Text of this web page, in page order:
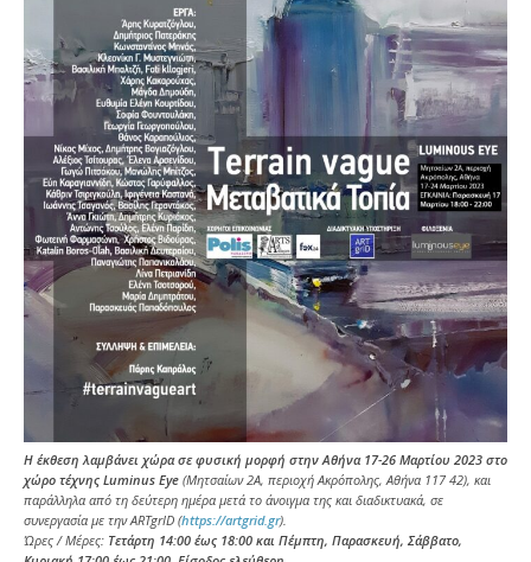
Η έκθεση λαμβάνει χώρα σε φυσική μορφή στην Αθήνα 17-26 Μαρτίου 2023 στο
χώρο τέχνης Luminus Eye (Μητσαίων 2Α, περιοχή Ακρόπολης, Αθήνα 117 42), και
παράλληλα από τη δεύτερη ημέρα μετά το άνοιγμα της και διαδικτυακά, σε
συνεργασία με την ARTgrID (https://artgrid.gr).
Ώρες / Μέρες: Τετάρτη 14:00 έως 18:00 και Πέμπτη, Παρασκευή, Σάββατο,